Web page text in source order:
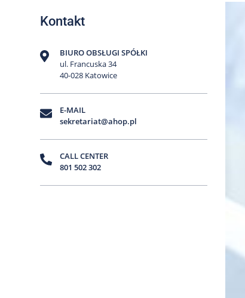
Kontakt
BIURO OBSŁUGI SPÓŁKI
ul. Francuska 34
40-028 Katowice
E-MAIL
sekretariat@ahop.pl
CALL CENTER
801 502 302